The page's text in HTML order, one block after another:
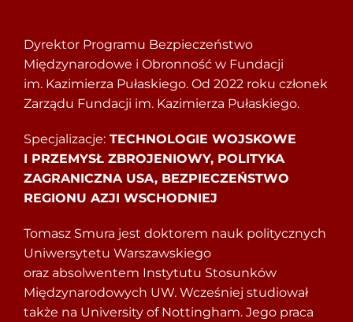
Dyrektor Programu Bezpieczeństwo
Międzynarodowe i Obronność w Fundacji
im. Kazimierza Pułaskiego. Od 2022 roku członek
Zarządu Fundacji im. Kazimierza Pułaskiego.
Specjalizacje: TECHNOLOGIE WOJSKOWE
I PRZEMYSŁ ZBROJENIOWY, POLITYKA
ZAGRANICZNA USA, BEZPIECZEŃSTWO
REGIONU AZJI WSCHODNIEJ
Tomasz Smura jest doktorem nauk politycznych
Uniwersytetu Warszawskiego
oraz absolwentem Instytutu Stosunków
Międzynarodowych UW. Wcześniej studiował
także na University of Nottingham. Jego praca